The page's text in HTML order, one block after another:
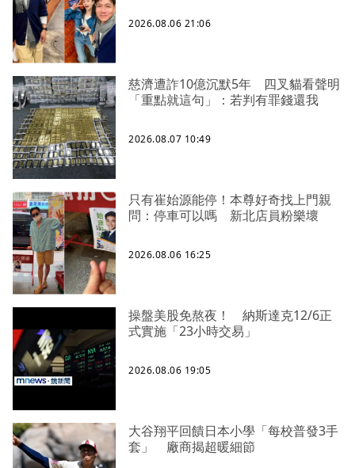
2026.08.06 21:06
慈濟遭詐10億沉默5年 四叉貓看聲明
「重點就這句」：若判有罪錢還我
2026.08.07 10:49
只有崔始源能停！本尊好奇找上門親
問：停車可以嗎 新北店員粉樂壞
2026.08.06 16:25
操盤美股免熬夜！ 納斯達克12/6正
式實施「23小時交易」
2026.08.06 19:05
大谷翔平回饋日本小學「每校普發3手
套」 廠商揭超暖細節